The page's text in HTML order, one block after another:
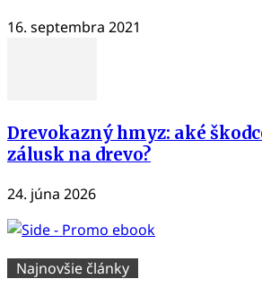
16. septembra 2021
Drevokazný hmyz: aké
zálusk na drevo?
24. júna 2026
Najnovšie články